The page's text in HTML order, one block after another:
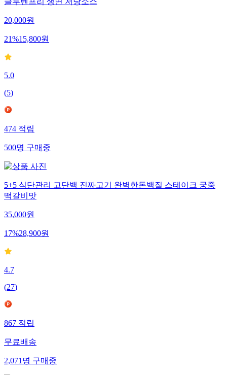
글루텐프리 생면 저당소스
20,000원
21%15,800원
5.0
(5)
474적립
500명구매중
5+5 식단관리 고단백 진짜고기 완벽한돈백질 스테이크 궁중
떡갈비맛
35,000원
17%28,900원
4.7
(27)
867적립
무료배송
2,071명구매중